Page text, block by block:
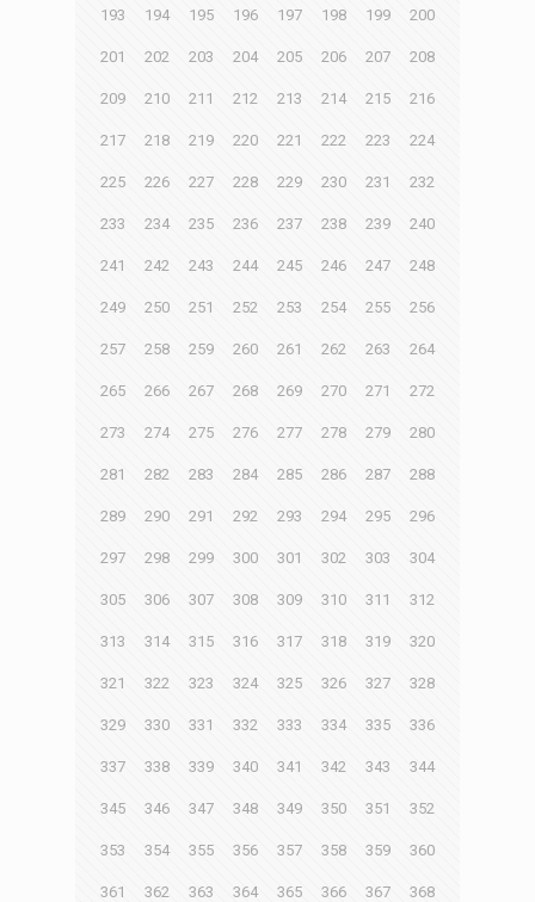
193 194 195 196 197 198 199 200
201 202 203 204 205 206 207 208
209 210 211 212 213 214 215 216
217 218 219 220 221 222 223 224
225 226 227 228 229 230 231 232
233 234 235 236 237 238 239 240
241 242 243 244 245 246 247 248
249 250 251 252 253 254 255 256
257 258 259 260 261 262 263 264
265 266 267 268 269 270 271 272
273 274 275 276 277 278 279 280
281 282 283 284 285 286 287 288
289 290 291 292 293 294 295 296
297 298 299 300 301 302 303 304
305 306 307 308 309 310 311 312
313 314 315 316 317 318 319 320
321 322 323 324 325 326 327 328
329 330 331 332 333 334 335 336
337 338 339 340 341 342 343 344
345 346 347 348 349 350 351 352
353 354 355 356 357 358 359 360
361 362 363 364 365 366 367 368